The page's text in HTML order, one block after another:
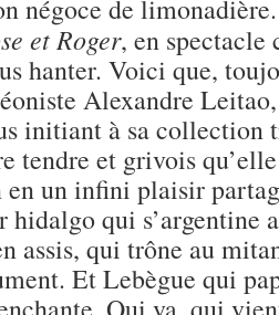
négoce de
et Roger, en spectacle
hanter. Voici que,
Alexandre
initiant à sa collection
tendre et grivois
en un infini plaisir
hidalgo qui s’argentine
assis, qui trône au
Et Lebègue qui